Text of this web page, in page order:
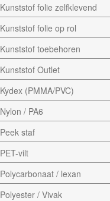
Kunststof folie zelfklevend
Kunststof folie op rol
Kunststof toebehoren
Kunststof Outlet
Kydex (PMMA/PVC)
Nylon / PA6
Peek staf
PET-vilt
Polycarbonaat / lexan
Polyester / Vivak